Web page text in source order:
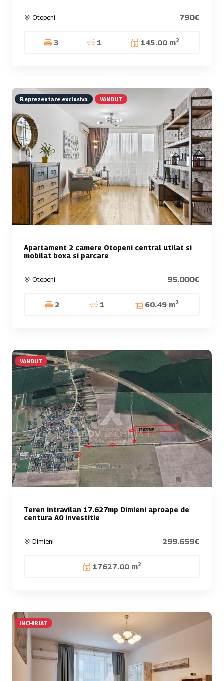
Otopeni 790€
3 1 145.00 m2
Reprezentare exclusiva VANDUT
Apartament 2 camere Otopeni central utilat si
mobilat boxa si parcare
Otopeni 95.000€
2 1 60.49 m2
VANDUT
Teren intravilan 17.627mp Dimieni aproape de
centura A0 investitie
Dimieni 299.659€
17627.00 m2
INCHIRIAT